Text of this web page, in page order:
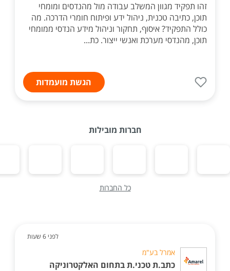
זהו תפקיד מגוון המשלב עבודה מול מהנדסים ומומחי
תוכן, כתיבה טכנית, ניהול ידע ופיתוח חומרי הדרכה. מה
כולל התפקיד? איסוף, תחקור וניהול מידע הנדסי ממומחי
תוכן, מהנדסי מערכת ואנשי ייצור. כת...
הגשת מועמדות
חברות מובילות
כל החברות
לפני 6 שעות
אמרל בע"מ
כתב.ת טכני.ת בתחום האלקטרוניקה